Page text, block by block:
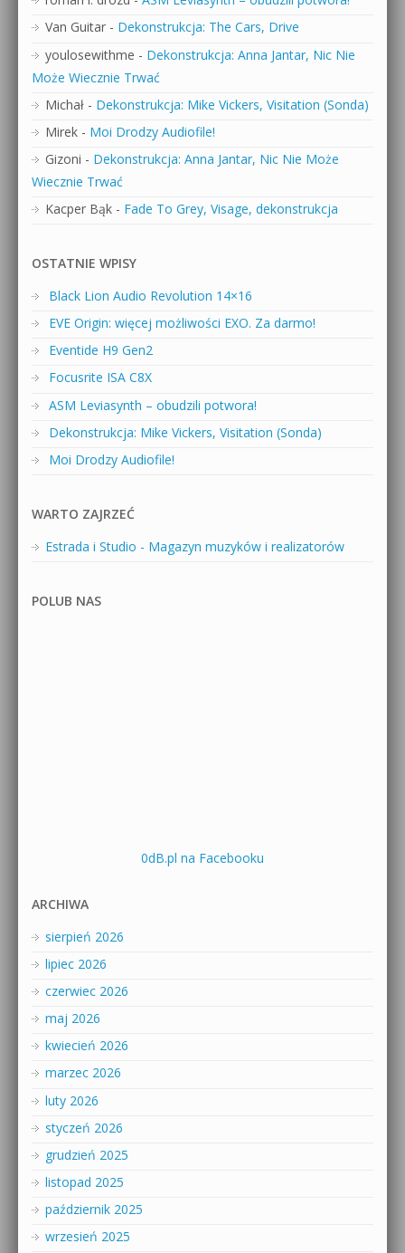
Van Guitar - Dekonstrukcja: The Cars, Drive
youlosewithme - Dekonstrukcja: Anna Jantar, Nic Nie
Może Wiecznie Trwać
Michał - Dekonstrukcja: Mike Vickers, Visitation (Sonda)
Mirek - Moi Drodzy Audiofile!
Gizoni - Dekonstrukcja: Anna Jantar, Nic Nie Może
Wiecznie Trwać
Kacper Bąk - Fade To Grey, Visage, dekonstrukcja
OSTATNIE WPISY
Black Lion Audio Revolution 14×16
EVE Origin: więcej możliwości EXO. Za darmo!
Eventide H9 Gen2
Focusrite ISA C8X
ASM Leviasynth – obudzili potwora!
Dekonstrukcja: Mike Vickers, Visitation (Sonda)
Moi Drodzy Audiofile!
WARTO ZAJRZEĆ
Estrada i Studio - Magazyn muzyków i realizatorów
POLUB NAS
0dB.pl na Facebooku
ARCHIWA
sierpień 2026
lipiec 2026
czerwiec 2026
maj 2026
kwiecień 2026
marzec 2026
luty 2026
styczeń 2026
grudzień 2025
listopad 2025
październik 2025
wrzesień 2025